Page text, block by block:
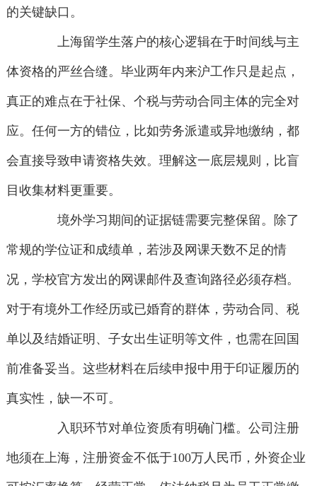
的关键缺口。
上海留学生落户的核心逻辑在于时间线与主
体资格的严丝合缝。毕业两年内来沪工作只是起点，
真正的难点在于社保、个税与劳动合同主体的完全对
应。任何一方的错位，比如劳务派遣或异地缴纳，都
会直接导致申请资格失效。理解这一底层规则，比盲
目收集材料更重要。
境外学习期间的证据链需要完整保留。除了
常规的学位证和成绩单，若涉及网课天数不足的情
况，学校官方发出的网课邮件及查询路径必须存档。
对于有境外工作经历或已婚育的群体，劳动合同、税
单以及结婚证明、子女出生证明等文件，也需在回国
前准备妥当。这些材料在后续申报中用于印证履历的
真实性，缺一不可。
入职环节对单位资质有明确门槛。公司注册
地须在上海，注册资金不低于100万人民币，外资企业